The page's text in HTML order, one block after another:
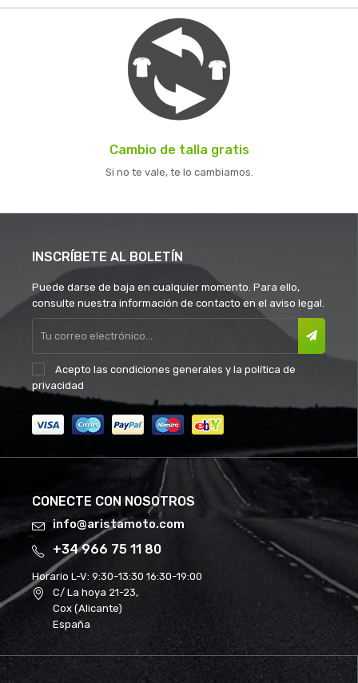
Cambio de talla gratis
Si no te vale, te lo cambiamos.
INSCRÍBETE AL BOLETÍN
Puede darse de baja en cualquier momento. Para ello,
consulte nuestra información de contacto en el aviso legal.
Acepto las condiciones generales y la política de
privacidad
CONECTE CON NOSOTROS
info@aristamoto.com
+34 966 75 11 80
Horario L-V: 9:30-13:30 16:30-19:00
C/ La hoya 21-23,
Cox (Alicante)
España